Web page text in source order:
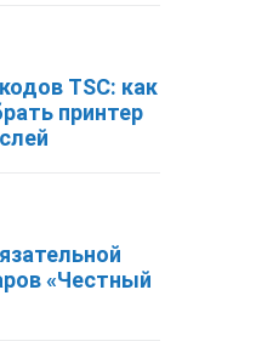
TSC: как
принтер
«Честный